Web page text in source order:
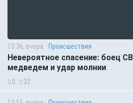
13:36, вчера Происшествия
Невероятное спасение: боец
медведем и удар молнии
0 32